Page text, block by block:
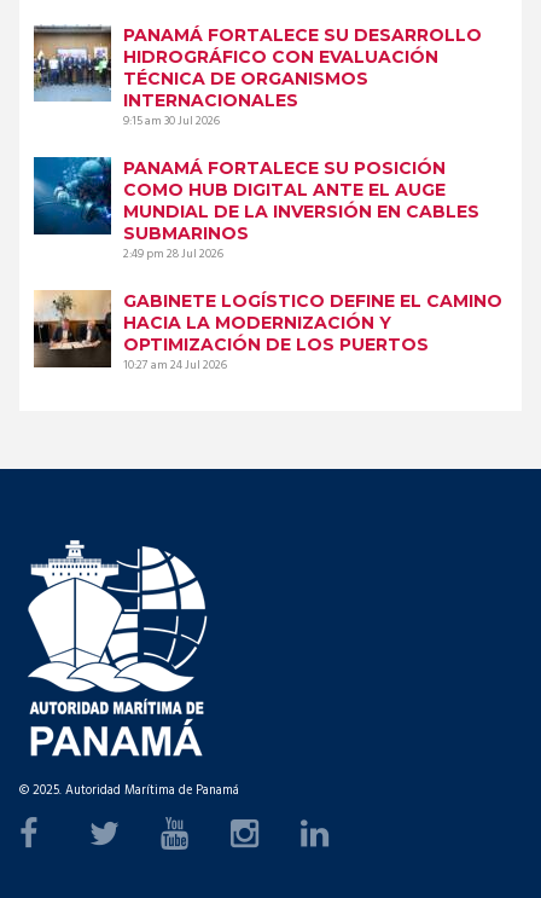
PANAMÁ FORTALECE SU DESARROLLO
HIDROGRÁFICO CON EVALUACIÓN
TÉCNICA DE ORGANISMOS
INTERNACIONALES
9:15 am30 Jul 2026
PANAMÁ FORTALECE SU POSICIÓN
COMO HUB DIGITAL ANTE EL AUGE
MUNDIAL DE LA INVERSIÓN EN CABLES
SUBMARINOS
2:49 pm28 Jul 2026
GABINETE LOGÍSTICO DEFINE EL CAMINO
HACIA LA MODERNIZACIÓN Y
OPTIMIZACIÓN DE LOS PUERTOS
10:27 am24 Jul 2026
© 2025. Autoridad Marítima de Panamá